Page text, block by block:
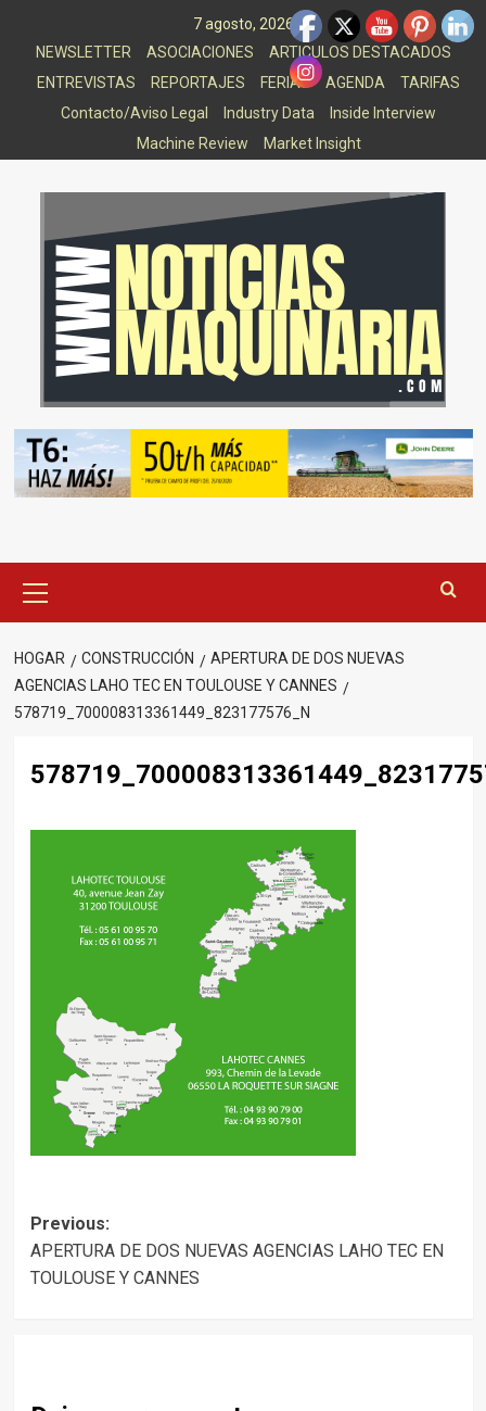
7 agosto, 2026
NEWSLETTER
ASOCIACIONES
ARTICULOS DESTACADOS
ENTREVISTAS
REPORTAJES FERIAS AGENDA
TARIFAS
Contacto/Aviso Legal
Industry Data
Inside Interview
Machine Review
Market Insight
principal
HOGAR CONSTRUCCIÓN
APERTURA DE DOS NUEVAS
AGENCIAS LAHO TEC EN TOULOUSE Y CANNES
578719_700008313361449_823177576_N
Post
navigation
Previous:
APERTURA DE DOS NUEVAS AGENCIAS LAHO TEC EN
TOULOUSE Y CANNES